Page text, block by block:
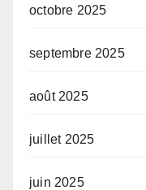
octobre 2025
septembre 2025
août 2025
juillet 2025
juin 2025